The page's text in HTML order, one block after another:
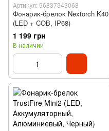
Артикул: 96837343068
Фонарик-брелок Nextorch K40
(LED + COB, IP68)
1 199 грн
В наличии